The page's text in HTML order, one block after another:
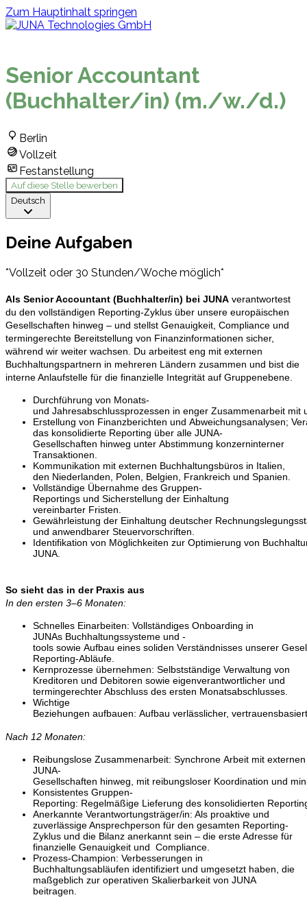
Zum Hauptinhalt springen
Senior Accountant
(Buchhalter/in) (m./w./d.)
Berlin
Vollzeit
Festanstellung
Auf diese Stelle bewerben
Deutsch
Deine Aufgaben
*Vollzeit oder 30 Stunden/Woche möglich*
Als Senior Accountant (Buchhalter/in) bei JUNA verantwortest
du den vollständigen Reporting-Zyklus über unsere europäischen
Gesellschaften hinweg – und stellst Genauigkeit, Compliance und
termingerechte Bereitstellung von Finanzinformationen sicher,
während wir weiter wachsen. Du arbeitest eng mit externen
Buchhaltungspartnern in mehreren Ländern zusammen und bist die
interne Anlaufstelle für die finanzielle Integrität auf Gruppenebene.
Durchführung von Monats-
und Jahresabschlussprozessen in enger Zusammenarbeit
Erstellung von Finanzberichten und Abweichungsanalysen;
das konsolidierte Reporting über alle JUNA-
Gesellschaften hinweg unter Abstimmung konzerninterner
Transaktionen.
Kommunikation mit externen Buchhaltungsbüros in Italien,
den Niederlanden, Polen, Belgien, Frankreich und Spanien.
Vollständige Übernahme des Gruppen-
Reportings und Sicherstellung der Einhaltung
vereinbarter Fristen.
Gewährleistung der Einhaltung deutscher
und anwendbarer Steuervorschriften.
Identifikation von Möglichkeiten zur Optimierung von
JUNA.
So sieht das in der Praxis aus
In den ersten 3–6 Monaten:
Schnelles Einarbeiten: Vollständiges Onboarding in
JUNAs Buchhaltungssysteme und -
tools sowie Aufbau eines soliden Verständnisses unserer
Reporting-Abläufe.
Kernprozesse übernehmen: Selbstständige Verwaltung von
Kreditoren und Debitoren sowie eigenverantwortlicher und
termingerechter Abschluss des ersten Monatsabschlusses.
Wichtige
Beziehungen aufbauen: Aufbau verlässlicher,
Nach 12 Monaten:
Reibungslose Zusammenarbeit: Synchrone Arbeit mit
JUNA-
Gesellschaften hinweg, mit reibungsloser Koordination und
Konsistentes Gruppen-
Reporting: Regelmäßige Lieferung des konsolidierten
Anerkannte Verantwortungsträger/in: Als proaktive und
zuverlässige Ansprechperson für den gesamten Reporting-
Zyklus und die Bilanz anerkannt sein – die erste Adresse für
finanzielle Genauigkeit und Compliance.
Prozess-Champion: Verbesserungen in
Buchhaltungsabläufen identifiziert und umgesetzt haben, die
maßgeblich zur operativen Skalierbarkeit von JUNA
beitragen.